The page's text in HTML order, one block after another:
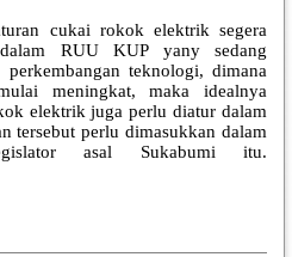
cukai rokok elektrik segera
RUU KUP yany sedang
teknologi, dimana
meningkat, maka idealnya
elektrik juga perlu diatur dalam
tersebut perlu dimasukkan dalam
asal Sukabumi itu.